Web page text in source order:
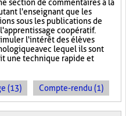
section de commentaires à la
l'enseignant que les
sous les publications de
coopératif.
l'intérêt des élèves
avec lequel ils sont
une technique rapide et
(13) Compte-rendu (1)